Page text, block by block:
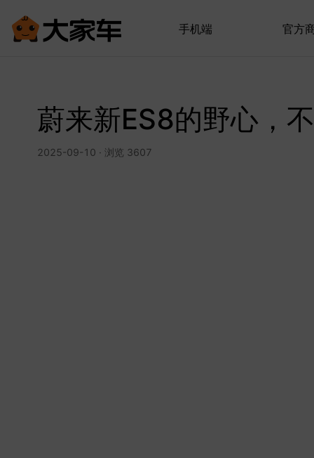
手机端 官方
蔚来新ES8的野心，
2025-09-10 · 浏览 3607